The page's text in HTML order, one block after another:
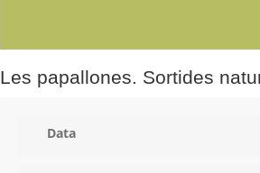
Les papallones. Sortides
Data